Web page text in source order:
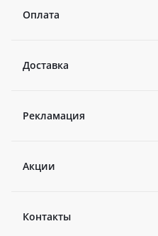
Оплата
Доставка
Рекламация
Акции
Контакты